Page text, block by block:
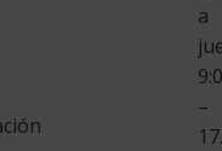
Te
a
–